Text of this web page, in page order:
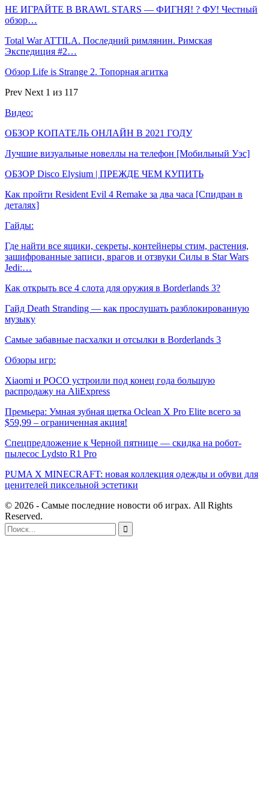
НЕ ИГРАЙТЕ В BRAWL STARS — ФИГНЯ! ? ФУ! Честный
обзор…
Total War ATTILA. Последний римлянин. Римская
Экспедиция #2…
Обзор Life is Strange 2. Топорная агитка
Prev Next 1 из 117
Видео:
ОБЗОР КОПАТЕЛЬ ОНЛАЙН В 2021 ГОДУ
Лучшие визуальные новеллы на телефон [Мобильный Уэс]
ОБЗОР Disco Elysium | ПРЕЖДЕ ЧЕМ КУПИТЬ
Как пройти Resident Evil 4 Remake за два часа [Спидран в
деталях]
Гайды:
Где найти все ящики, секреты, контейнеры стим, растения,
зашифрованные записи, врагов и отзвуки Силы в Star Wars
Jedi:…
Как открыть все 4 слота для оружия в Borderlands 3?
Гайд Death Stranding — как прослушать разблокированную
музыку
Самые забавные пасхалки и отсылки в Borderlands 3
Обзоры игр:
Xiaomi и POCO устроили под конец года большую
распродажу на AliExpress
Премьера: Умная зубная щетка Oclean X Pro Elite всего за
$59,99 – ограниченная акция!
Спецпредложение к Черной пятнице — скидка на робот-
пылесос Lydsto R1 Pro
PUMA X MINECRAFT: новая коллекция одежды и обуви для
ценителей пиксельной эстетики
© 2026 - Самые последние новости об играх. All Rights
Reserved.